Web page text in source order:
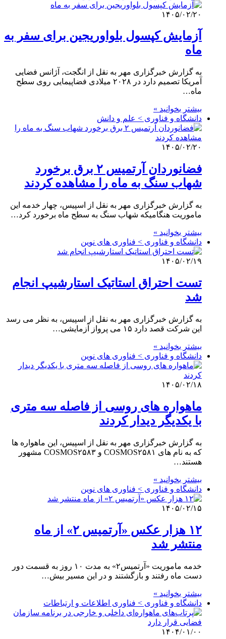
۱۴۰۵/۰۲/۲۰
آزمایش کپسول بلواوریجین برای سفر به
ماه
به گزارش خبرگزاری مهر به نقل از انگجت، آژانس فضایی
آمریکا تصمیم دارد در ۲۰۲۸ میلادی فضاپیمایی روی سطح
ماه…
بیشتر بخوانید »
دانشگاه و فناوری > علم و دانش
۱۴۰۵/۰۲/۲۰
فضانوردان آرتمیس ۲ برق برخورد
شهاب سنگ به ماه را مشاهده کردند
به گزارش خبرگزاری مهر به نقل از اسپیس، چهار خدمه این
ماموریت هنگامیکه شهاب سنگ به سطح ماه برخورد کرد…
بیشتر بخوانید »
دانشگاه و فناوری > فناوری های نوین
۱۴۰۵/۰۲/۱۹
تست احتراق استاتیک استارشیپ انجام
شد
به گزارش خبرگزاری مهر به نقل از اسپیس، به نظر می رسد
این شرکت قصد دارد ۱۵ می پرواز آزمایشی…
بیشتر بخوانید »
دانشگاه و فناوری > فناوری های نوین
۱۴۰۵/۰۲/۱۸
ماهواره های روسی از فاصله سه متری
با یکدیگر دیدار کردند
به گزارش خبرگزاری مهر به نقل از اسپیس، این ماهواره ها
که به نام های COSMOS۲۵۸۱ و COSMOS۲۵۸۳ مشهور
هستند…
بیشتر بخوانید »
دانشگاه و فناوری > فناوری های نوین
۱۴۰۵/۰۲/۱۵
۱۲ هزار عکس «آرتمیس ۲» از ماه
منتشر شد
خدمه ماموریت «آرتمیس۲» به مدت ۱۰ روز به قسمت دور
دست ماه رفتند و بازگشتند و در این مسیر بیش…
بیشتر بخوانید »
دانشگاه و فناوری > فناوری اطلاعات و ارتباطات
۱۴۰۴/۰۱/۰۰